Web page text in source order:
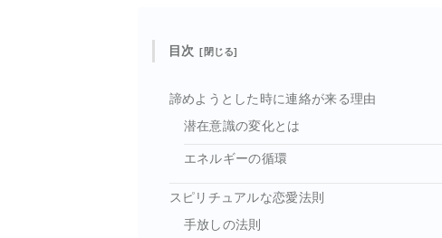
目次
諦めようとした時に連絡が来る理由
潜在意識の変化とは
エネルギーの循環
スピリチュアルな恋愛法則
手放しの法則